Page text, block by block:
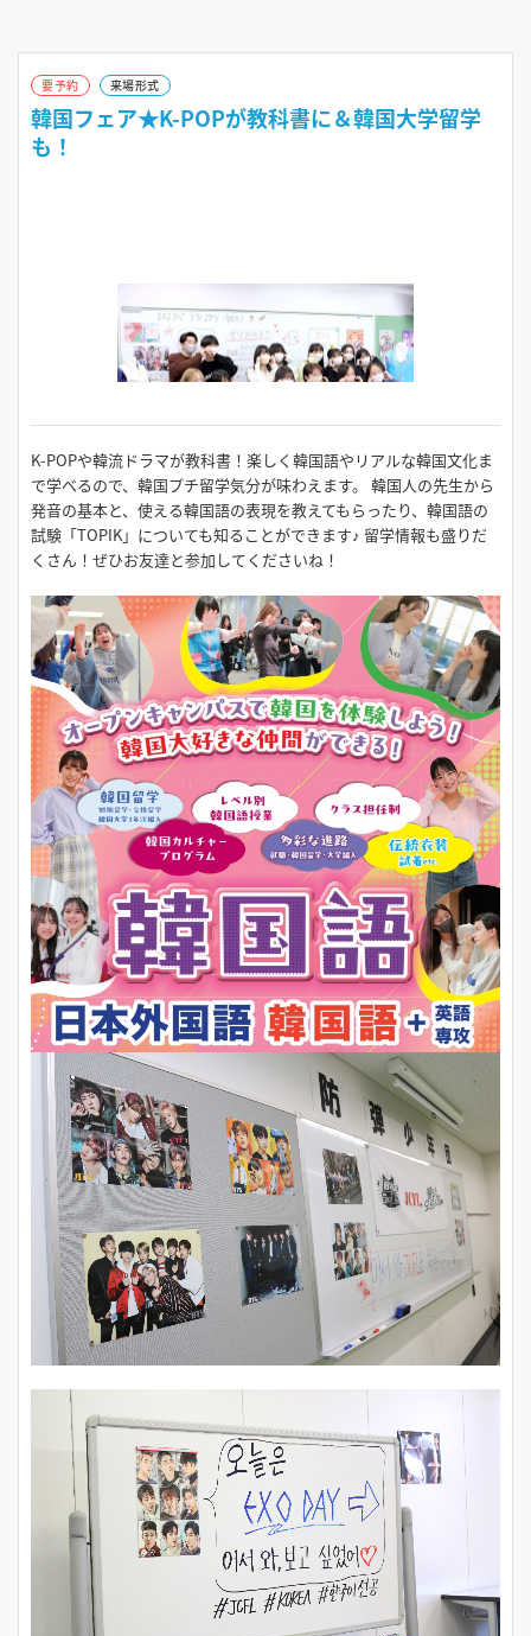
2026年8月26日（水）
2026年9月6日（日）
10:00～13:30
10:00～13:30
要予約 来場形式
韓国フェア★K-POPが教科書に＆韓国大学留学
も！
K-POPや韓流ドラマが教科書！楽しく韓国語やリアルな韓国文化ま
で学べるので、韓国プチ留学気分が味わえます。 韓国人の先生から
発音の基本と、使える韓国語の表現を教えてもらったり、韓国語の
試験「TOPIK」についても知ることができます♪ 留学情報も盛りだ
くさん！ぜひお友達と参加してくださいね！